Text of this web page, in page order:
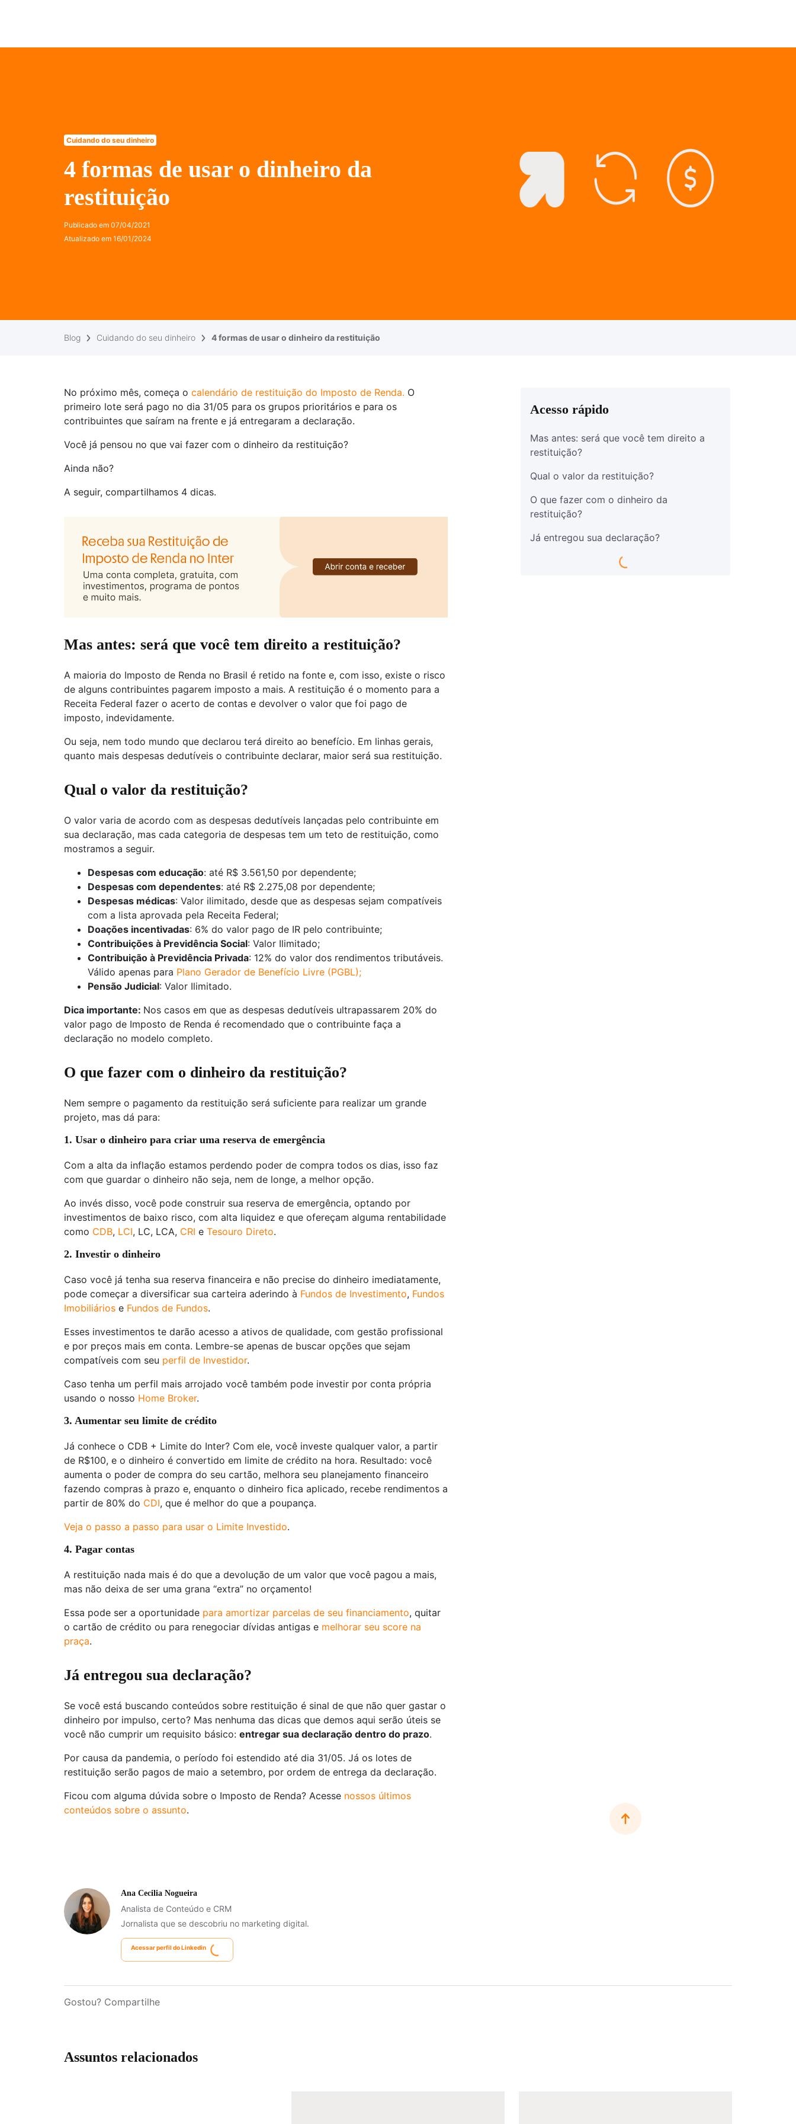
Cuidando do seu dinheiro
4 formas de usar o dinheiro da
restituição
Publicado em 07/04/2021
Atualizado em 16/01/2024
Blog Cuidando do seu dinheiro 4 formas de usar o dinheiro da restituição
No próximo mês, começa o calendário de restituição do Imposto de Renda. O
primeiro lote será pago no dia 31/05 para os grupos prioritários e para os
contribuintes que saíram na frente e já entregaram a declaração.
Você já pensou no que vai fazer com o dinheiro da restituição?
Ainda não?
A seguir, compartilhamos 4 dicas.
Mas antes: será que você tem direito a restituição?
A maioria do Imposto de Renda no Brasil é retido na fonte e, com isso, existe o risco
de alguns contribuintes pagarem imposto a mais. A restituição é o momento para a
Receita Federal fazer o acerto de contas e devolver o valor que foi pago de
imposto, indevidamente.
Ou seja, nem todo mundo que declarou terá direito ao benefício. Em linhas gerais,
quanto mais despesas dedutíveis o contribuinte declarar, maior será sua restituição.
Qual o valor da restituição?
O valor varia de acordo com as despesas dedutíveis lançadas pelo contribuinte em
sua declaração, mas cada categoria de despesas tem um teto de restituição, como
mostramos a seguir.
Despesas com educação: até R$ 3.561,50 por dependente;
Despesas com dependentes: até R$ 2.275,08 por dependente;
Despesas médicas: Valor ilimitado, desde que as despesas sejam compatíveis
com a lista aprovada pela Receita Federal;
Doações incentivadas: 6% do valor pago de IR pelo contribuinte;
Contribuições à Previdência Social: Valor Ilimitado;
Contribuição à Previdência Privada: 12% do valor dos rendimentos tributáveis.
Válido apenas para Plano Gerador de Benefício Livre (PGBL);
Pensão Judicial: Valor Ilimitado.
Dica importante: Nos casos em que as despesas dedutíveis ultrapassarem 20% do
valor pago de Imposto de Renda é recomendado que o contribuinte faça a
declaração no modelo completo.
O que fazer com o dinheiro da restituição?
Nem sempre o pagamento da restituição será suficiente para realizar um grande
projeto, mas dá para:
1. Usar o dinheiro para criar uma reserva de emergência
Com a alta da inflação estamos perdendo poder de compra todos os dias, isso faz
com que guardar o dinheiro não seja, nem de longe, a melhor opção.
Ao invés disso, você pode construir sua reserva de emergência, optando por
investimentos de baixo risco, com alta liquidez e que ofereçam alguma rentabilidade
como CDB, LCI, LC, LCA, CRI e Tesouro Direto.
2. Investir o dinheiro
Caso você já tenha sua reserva financeira e não precise do dinheiro imediatamente,
pode começar a diversificar sua carteira aderindo à Fundos de Investimento, Fundos
Imobiliários e Fundos de Fundos.
Esses investimentos te darão acesso a ativos de qualidade, com gestão profissional
e por preços mais em conta. Lembre-se apenas de buscar opções que sejam
compatíveis com seu perfil de Investidor.
Caso tenha um perfil mais arrojado você também pode investir por conta própria
usando o nosso Home Broker.
3. Aumentar seu limite de crédito
Já conhece o CDB + Limite do Inter? Com ele, você investe qualquer valor, a partir
de R$100, e o dinheiro é convertido em limite de crédito na hora. Resultado: você
aumenta o poder de compra do seu cartão, melhora seu planejamento financeiro
fazendo compras à prazo e, enquanto o dinheiro fica aplicado, recebe rendimentos a
partir de 80% do CDI, que é melhor do que a poupança.
Veja o passo a passo para usar o Limite Investido.
4. Pagar contas
A restituição nada mais é do que a devolução de um valor que você pagou a mais,
mas não deixa de ser uma grana “extra” no orçamento!
Essa pode ser a oportunidade para amortizar parcelas de seu financiamento, quitar
o cartão de crédito ou para renegociar dívidas antigas e melhorar seu score na
praça.
Já entregou sua declaração?
Se você está buscando conteúdos sobre restituição é sinal de que não quer gastar o
dinheiro por impulso, certo? Mas nenhuma das dicas que demos aqui serão úteis se
você não cumprir um requisito básico: entregar sua declaração dentro do prazo.
Por causa da pandemia, o período foi estendido até dia 31/05. Já os lotes de
restituição serão pagos de maio a setembro, por ordem de entrega da declaração.
Ficou com alguma dúvida sobre o Imposto de Renda? Acesse nossos últimos
conteúdos sobre o assunto.
Acesso rápido
Mas antes: será que você tem direito a
restituição?
Qual o valor da restituição?
O que fazer com o dinheiro da
restituição?
Já entregou sua declaração?
Ana Cecilia Nogueira
Analista de Conteúdo e CRM
Jornalista que se descobriu no marketing digital.
Acessar perfil do Linkedin
Gostou? Compartilhe
Assuntos relacionados